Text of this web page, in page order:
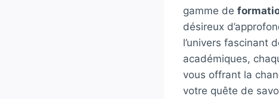
gamme de
désireux
l’univers fascinant
académiques,
vous offrant la
votre quête de